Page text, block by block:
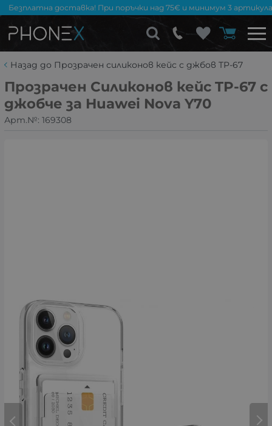
Безплатна доставка! При поръчки над 75€ и минимум 3
Назад до Прозрачен силиконов кейс с джбов TP-67
Прозрачен Силиконов кейс TP-67 с
джобче за Huawei Nova Y70
Арт.№: 169308